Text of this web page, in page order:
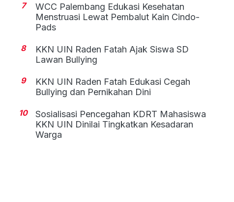
7
WCC Palembang Edukasi Kesehatan
Menstruasi Lewat Pembalut Kain Cindo-
Pads
8
KKN UIN Raden Fatah Ajak Siswa SD
Lawan Bullying
9
KKN UIN Raden Fatah Edukasi Cegah
Bullying dan Pernikahan Dini
10
Sosialisasi Pencegahan KDRT Mahasiswa
KKN UIN Dinilai Tingkatkan Kesadaran
Warga